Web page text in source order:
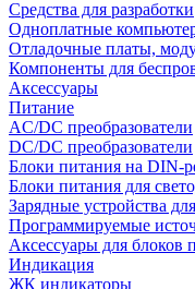
Средства для разработки
Одноплатные
Отладочные платы,
Компоненты для
Аксессуары
Питание
AC/DC преобразователи
DC/DC преобразователи
Блоки питания на DIN-
Блоки питания для
Зарядные устройства
Программируемые
Аксессуары для блоков
Индикация
ЖК индикаторы